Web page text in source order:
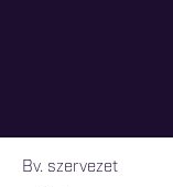
Jelenlegi hely
Bv. szervezet